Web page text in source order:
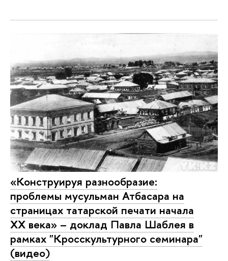
«Конструируя разнообразие:
проблемы мусульман Атбасара на
страницах татарской печати начала
ХХ века» – доклад Павла Шаблея в
рамках "Кросскультурного семинара"
(видео)